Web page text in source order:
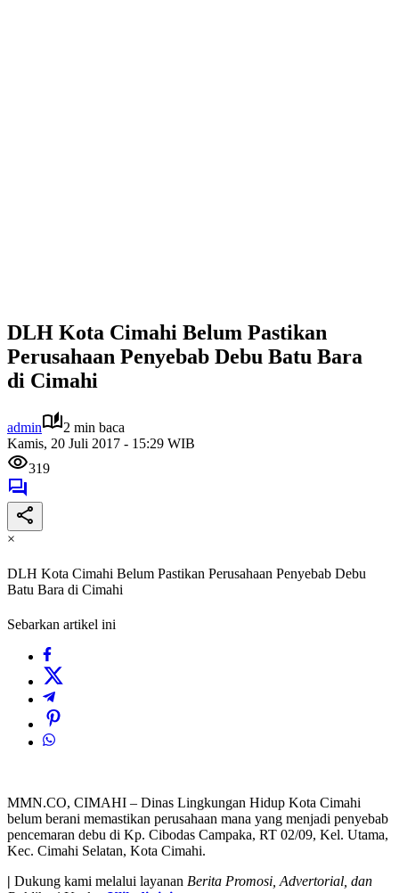
DLH Kota Cimahi Belum Pastikan
Perusahaan Penyebab Debu Batu Bara
di Cimahi
admin
2 min baca
Kamis, 20 Juli 2017 - 15:29 WIB
319
×
DLH Kota Cimahi Belum Pastikan Perusahaan Penyebab Debu
Batu Bara di Cimahi
Sebarkan artikel ini
MMN.CO, CIMAHI – Dinas Lingkungan Hidup Kota Cimahi
belum berani memastikan perusahaan mana yang menjadi penyebab
pencemaran debu di Kp. Cibodas Campaka, RT 02/09, Kel. Utama,
Kec. Cimahi Selatan, Kota Cimahi.
| Dukung kami melalui layanan Berita Promosi, Advertorial, dan